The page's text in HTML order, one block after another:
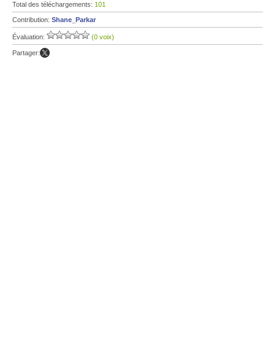
Total des téléchargements: 101
Contribution: Shane_Parkar
Évaluation: (0 voix)
Partager: